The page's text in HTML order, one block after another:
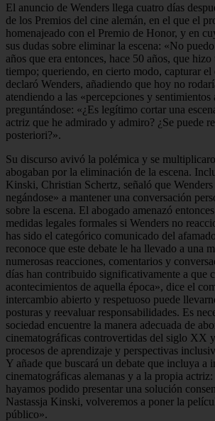
El anuncio de Wenders llega cuatro días
de los Premios del cine alemán, en el que el
homenajeado con el Premio de Honor, y en
sus dudas sobre eliminar la escena: «No
años que era entonces, hace 50 años, que
tiempo; queriendo, en cierto modo, capturar el
declaró Wenders, añadiendo que hoy no
atendiendo a las «percepciones y sentimientos
preguntándose: «¿Es legítimo cortar una
actriz que he admirado y admiro? ¿Se puede
posteriori?».
Su discurso avivó la polémica y se
abogaban por la eliminación de la escena.
Kinski, Christian Schertz, señaló que
negándose» a mantener una conversación
sobre la escena. El abogado amenazó
medidas legales formales si Wenders no
has sido el categórico comunicado del
reconoce que este debate le ha llevado a una
numerosas reacciones, comentarios y
días han contribuido significativamente a que
acontecimientos de aquella época», dice el
intercambio abierto y respetuoso puede
posturas y reevaluar responsabilidades. Es
sociedad encuentre la manera adecuada de
cinematográficas controvertidas del siglo XX
procesos de aprendizaje y perspectivas
Y añade que buscará un debate que incluya a
cinematográficas alemanas y a la propia
hayamos podido presentar una solución
Nastassja Kinski, volveremos a poner la
público».